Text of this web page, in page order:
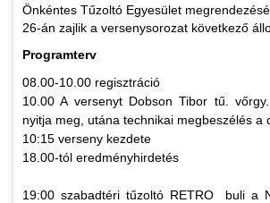
Önkéntes Tűzoltó Egyesület
26-án zajlik a versenysorozat következő
Programterv
08.00-10.00 regisztráció
10.00 A versenyt Dobson Tibor tű.
nyitja meg, utána technikai megbeszélés a
10:15 verseny kezdete
18.00-tól eredményhirdetés
19:00 szabadtéri tűzoltó RETRO buli a